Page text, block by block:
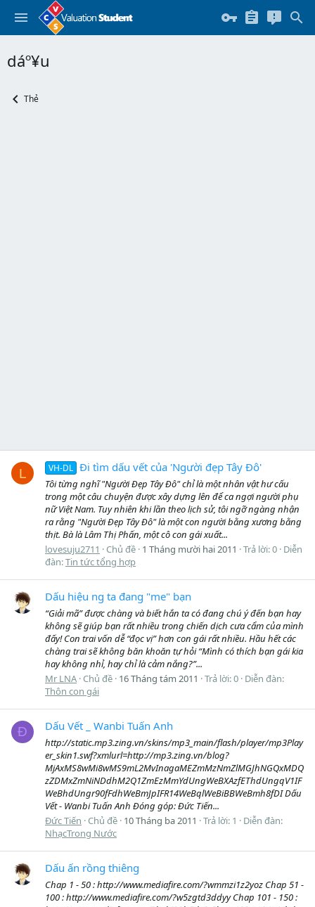
dáº¥u
Thẻ
L VH-DL Đi tìm dấu vết của 'Người đẹp Tây Đô'
Tôi từng nghĩ "Người Đẹp Tây Đô" chỉ là một nhân vật hư cấu
trong một câu chuyện được xây dựng lên để ca ngợi người phụ
nữ Việt Nam. Tuy nhiên khi lần theo lịch sử, tôi ngỡ ngàng nhận
ra rằng "Người Đẹp Tây Đô" là một con người bằng xương bằng
thịt. Bà là Lâm Thị Phấn, một cô con gái xuất...
lovesuju2711
Chủ đề 1 Tháng mười hai 2011 Trả lời: 0 Diễn
đàn:Tin tức tổng hợp
Dấu hiệu ng ta đang "me" bạn
“Giải mã” được chàng và biết hắn ta có đang chú ý đến bạn hay
không sẽ giúp bạn rất nhiều trong chiến dịch cưa cẩm của mình
đấy! Con trai vốn dễ “đọc vị” hơn con gái rất nhiều. Hầu hết các
chàng trai sẽ không băn khoăn tự hỏi “Mình có thích bạn gái kia
hay không nhỉ, hay chỉ là cảm nắng?”...
Mr LNA Chủ đề 16 Tháng tám 2011 Trả lời: 0 Diễn đàn:
Thôn con gái
Đ Dấu Vết _ Wanbi Tuấn Anh
http://static.mp3.zing.vn/skins/mp3_main/flash/player/mp3Play
er_skin1.swf?xmlurl=http://mp3.zing.vn/blog?
MjAxMS8wMi8wMS9mL2MvInagaMEZmMzNmZlMGJhNGQxMDQ
zZDMxZmNiNDdhM2Q1ZmEzMmYdUngWeBXAzfEThdUngqV1IF
WeBhdUngr90fFdhWeBmJpIFR14WeBqlWeBiBBWeBmh8fDI Dấu
Vết - Wanbi Tuấn Anh Đóng góp: Đức Tiến...
Đức Tiến Chủ đề 10 Tháng ba 2011 Trả lời: 1
Diễn đàn:
NhạcTrong Nước
Dấu ấn rồng thiêng
Chap 1 - 50 : http://www.mediafire.com/?wmmzi1z2yoz Chap 51 -
100 : http://www.mediafire.com/?w5zgtd3ddyy Chap 101 - 150 :